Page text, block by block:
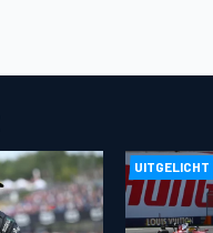
UITGELICHT